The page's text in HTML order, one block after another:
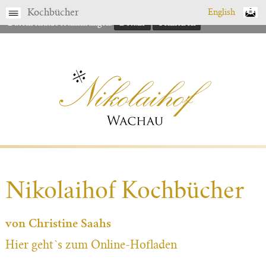
Gerne finden Sie hier nähere Details zu unseren
Datenschutzbestimmungen. Details Schließen
English
Nikolaihof Kochbücher
von Christine Saahs
Hier geht`s zum Online-Hofladen
Kochbücher